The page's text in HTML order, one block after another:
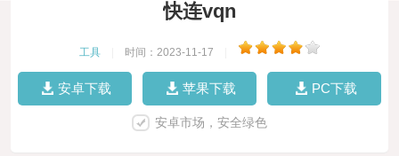
快连vqn
工具 时间：2023-11-17
安卓下载 苹果下载 PC下载
安卓市场，安全绿色